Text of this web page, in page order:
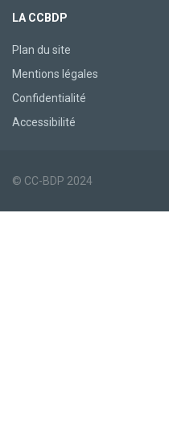
LA CCBDP
Plan du site
Mentions légales
Confidentialité
Accessibilité
© CC-BDP 2024